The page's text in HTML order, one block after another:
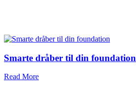
Smarte dråber til din foundation
Read More